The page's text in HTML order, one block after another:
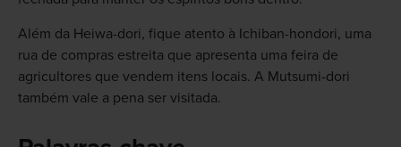
Além da Heiwa-dori, fique atento à Ichiban-hondori, uma
rua de compras estreita que apresenta uma feira de
agricultores que vendem itens locais. A Mutsumi-dori
também vale a pena ser visitada.